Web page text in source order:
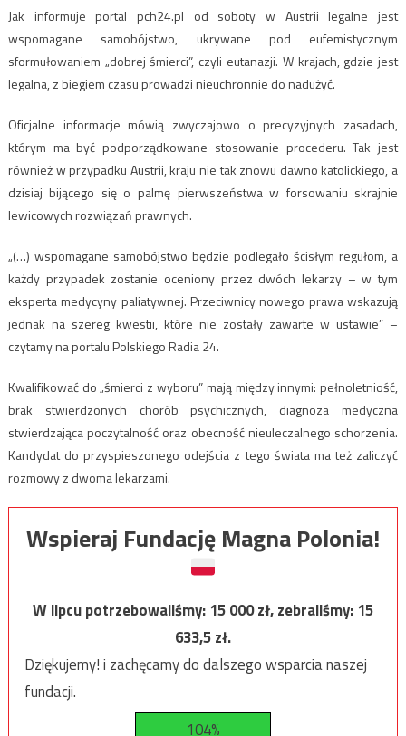
Jak informuje portal pch24.pl od soboty w Austrii legalne jest
wspomagane samobójstwo, ukrywane pod eufemistycznym
sformułowaniem „dobrej śmierci”, czyli eutanazji. W krajach, gdzie jest
legalna, z biegiem czasu prowadzi nieuchronnie do nadużyć.
Oficjalne informacje mówią zwyczajowo o precyzyjnych zasadach,
którym ma być podporządkowane stosowanie procederu. Tak jest
również w przypadku Austrii, kraju nie tak znowu dawno katolickiego, a
dzisiaj bijącego się o palmę pierwszeństwa w forsowaniu skrajnie
lewicowych rozwiązań prawnych.
„(…) wspomagane samobójstwo będzie podlegało ścisłym regułom, a
każdy przypadek zostanie oceniony przez dwóch lekarzy – w tym
eksperta medycyny paliatywnej. Przeciwnicy nowego prawa wskazują
jednak na szereg kwestii, które nie zostały zawarte w ustawie” –
czytamy na portalu Polskiego Radia 24.
Kwalifikować do „śmierci z wyboru” mają między innymi: pełnoletniość,
brak stwierdzonych chorób psychicznych, diagnoza medyczna
stwierdzająca poczytalność oraz obecność nieuleczalnego schorzenia.
Kandydat do przyspieszonego odejścia z tego świata ma też zaliczyć
rozmowy z dwoma lekarzami.
Wspieraj Fundację Magna Polonia!
W lipcu potrzebowaliśmy:15 000zł, zebraliśmy:15
633,5zł.
Dziękujemy! i zachęcamy do dalszego wsparcia naszej
fundacji.
104%